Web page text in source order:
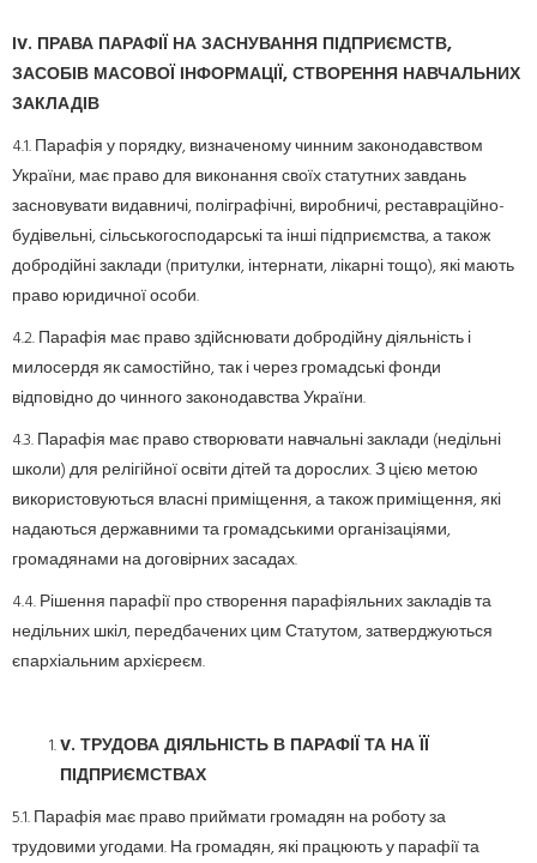
ІV. ПРАВА ПАРАФІЇ НА ЗАСНУВАННЯ ПІДПРИЄМСТВ,
ЗАСОБІВ МАСОВОЇ ІНФОРМАЦІЇ, СТВОРЕННЯ НАВЧАЛЬНИХ
ЗАКЛАДІВ
4.1. Парафія у порядку, визначеному чинним законодавством
України, має право для виконання своїх статутних завдань
засновувати видавничі, поліграфічні, виробничі, реставраційно-
будівельні, сільськогосподарські та інші підприємства, а також
добродійні заклади (притулки, інтернати, лікарні тощо), які мають
право юридичної особи.
4.2. Парафія має право здійснювати добродійну діяльність і
милосердя як самостійно, так і через громадські фонди
відповідно до чинного законодавства України.
4.3. Парафія має право створювати навчальні заклади (недільні
школи) для релігійної освіти дітей та дорослих. З цією метою
використовуються власні приміщення, а також приміщення, які
надаються державними та громадськими організаціями,
громадянами на договірних засадах.
4.4. Рішення парафії про створення парафіяльних закладів та
недільних шкіл, передбачених цим Статутом, затверджуються
єпархіальним архієреєм.
V. ТРУДОВА ДІЯЛЬНІСТЬ В ПАРАФІЇ ТА НА ЇЇ
ПІДПРИЄМСТВАХ
5.1. Парафія має право приймати громадян на роботу за
трудовими угодами. На громадян, які працюють у парафії та